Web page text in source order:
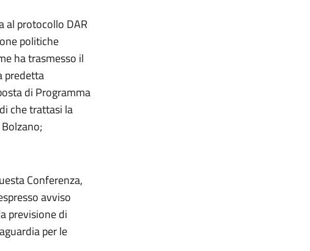
al protocollo DAR
politiche
ha trasmesso il
predetta
di Programma
che trattasi la
Conferenza,
avviso
previsione di
per le